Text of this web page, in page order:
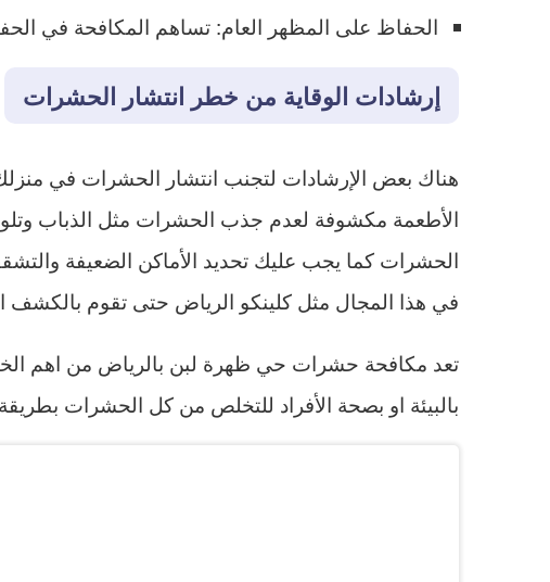
​الحفاظ على المظهر العام: تساهم المكافحة في
إرشادات الوقاية من خطر انتشار الحشرات
هناك بعض الإرشادات لتجنب انتشار الحشرات في
الأطعمة مكشوفة لعدم جذب الحشرات مثل الذباب
الحشرات كما يجب عليك تحديد الأماكن الضعيفة
في هذا المجال مثل كلينكو الرياض حتى تقوم بالكشف
تعد مكافحة حشرات حي ظهرة لبن بالرياض من اهم
بالبيئة او بصحة الأفراد للتخلص من كل الحشرات